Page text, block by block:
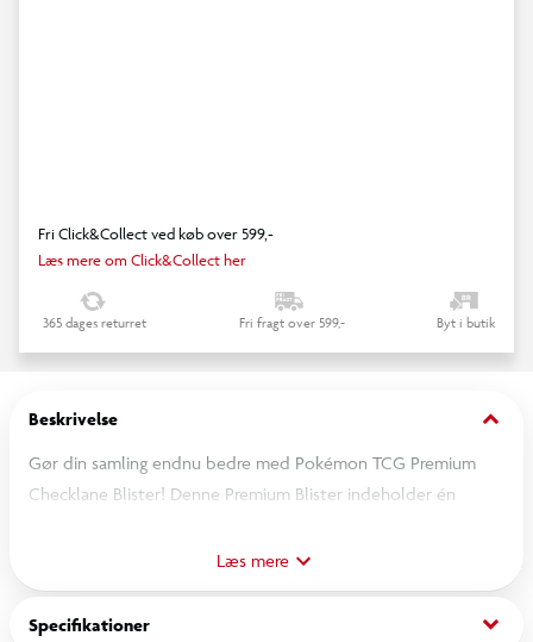
Fri Click&Collect ved køb over 599,-
Læs mere om Click&Collect her
365 dages returret Fri fragt over 599,- Byt i butik
Beskrivelse keyboard_arrow_down
Gør din samling endnu bedre med Pokémon TCG Premium
Checklane Blister! Denne Premium Blister indeholder én
eksklusive kampagnekort med enten Trapinch, Vibrava og
Flygon eller Pawmi, Pawmo og Pawmot samt en mønt.
Læs mere
Specifikationer keyboard_arrow_down